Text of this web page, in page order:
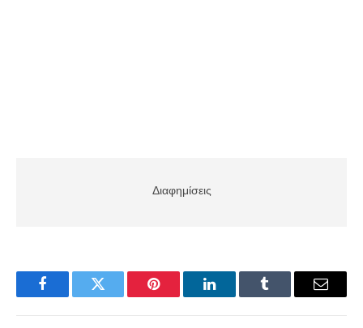
Διαφημίσεις
FacebookTwitter Pinterest LinkedInTumblr Email